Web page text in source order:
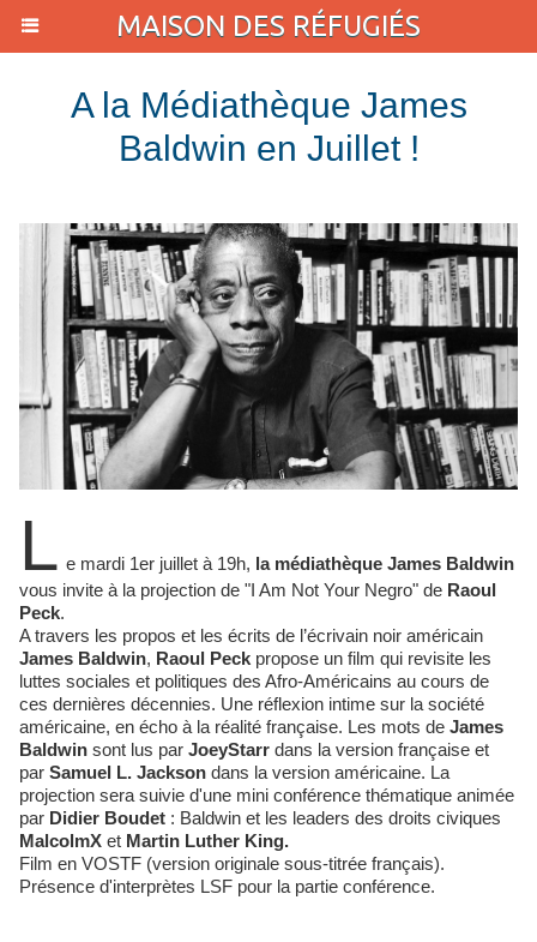
MAISON DES RÉFUGIÉS
A la Médiathèque James
Baldwin en Juillet !
L e mardi 1er juillet à 19h, la médiathèque James Baldwin
vous invite à la projection de "I Am Not Your Negro" de Raoul
Peck.
A travers les propos et les écrits de l’écrivain noir américain
James Baldwin, Raoul Peck propose un film qui revisite les
luttes sociales et politiques des Afro-Américains au cours de
ces dernières décennies. Une réflexion intime sur la société
américaine, en écho à la réalité française. Les mots de James
Baldwin sont lus par JoeyStarr dans la version française et
par Samuel L. Jackson dans la version américaine. La
projection sera suivie d'une mini conférence thématique animée
par Didier Boudet : Baldwin et les leaders des droits civiques
MalcolmX et Martin Luther King.
Film en VOSTF (version originale sous-titrée français).
Présence d'interprètes LSF pour la partie conférence.